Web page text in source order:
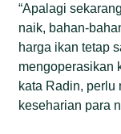
“Apalagi
naik, bahan-
harga ikan tetap
mengoperasikan
kata Radin, perlu
keseharian para